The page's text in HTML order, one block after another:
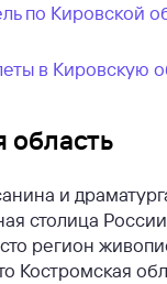
по Кировской
в Кировскую
область
и
столица
регион
Костромская